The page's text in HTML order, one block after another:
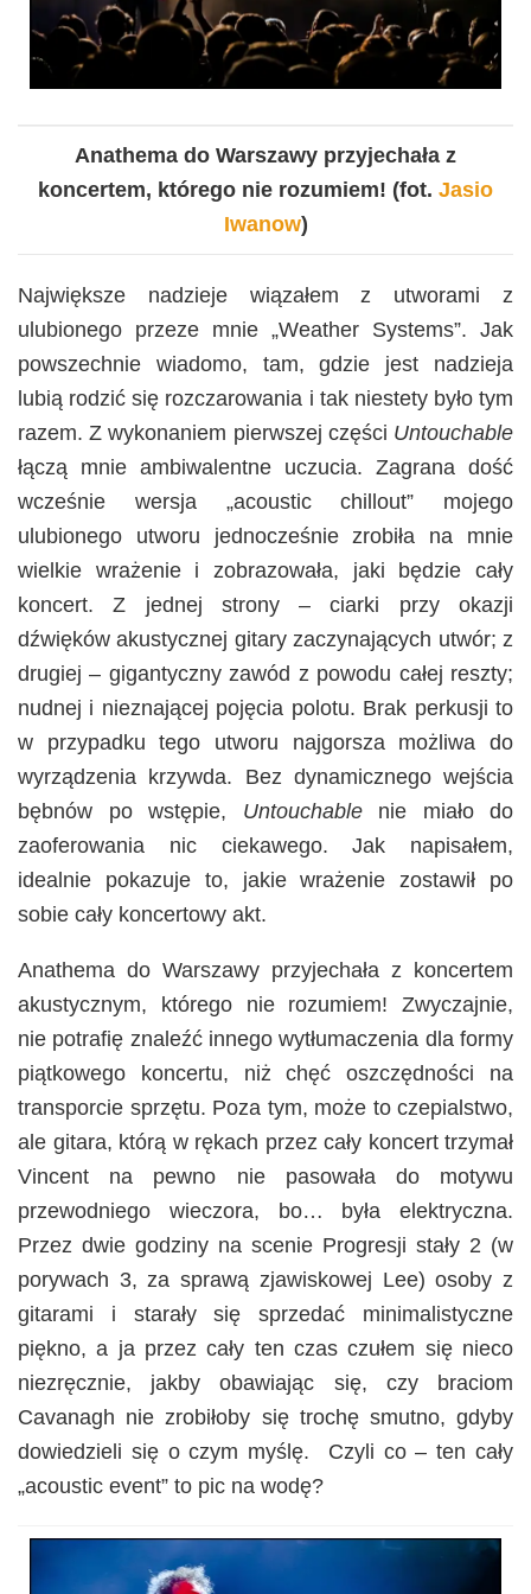
Anathema do Warszawy przyjechała z
koncertem, którego nie rozumiem! (fot. Jasio
Iwanow)
Największe nadzieje wiązałem z utworami z
ulubionego przeze mnie „Weather Systems”. Jak
powszechnie wiadomo, tam, gdzie jest nadzieja
lubią rodzić się rozczarowania i tak niestety było tym
razem. Z wykonaniem pierwszej części Untouchable
łączą mnie ambiwalentne uczucia. Zagrana dość
wcześnie wersja „acoustic chillout” mojego
ulubionego utworu jednocześnie zrobiła na mnie
wielkie wrażenie i zobrazowała, jaki będzie cały
koncert. Z jednej strony – ciarki przy okazji
dźwięków akustycznej gitary zaczynających utwór; z
drugiej – gigantyczny zawód z powodu całej reszty;
nudnej i nieznającej pojęcia polotu. Brak perkusji to
w przypadku tego utworu najgorsza możliwa do
wyrządzenia krzywda. Bez dynamicznego wejścia
bębnów po wstępie, Untouchablenie miało do
zaoferowania nic ciekawego. Jak napisałem,
idealnie pokazuje to, jakie wrażenie zostawił po
sobie cały koncertowy akt.
Anathema do Warszawy przyjechała z koncertem
akustycznym, którego nie rozumiem! Zwyczajnie,
nie potrafię znaleźć innego wytłumaczenia dla formy
piątkowego koncertu, niż chęć oszczędności na
transporcie sprzętu. Poza tym, może to czepialstwo,
ale gitara, którą w rękach przez cały koncert trzymał
Vincent na pewno nie pasowała do motywu
przewodniego wieczora, bo… była elektryczna.
Przez dwie godziny na scenie Progresji stały 2 (w
porywach 3, za sprawą zjawiskowej Lee) osoby z
gitarami i starały się sprzedać minimalistyczne
piękno, a ja przez cały ten czas czułem się nieco
niezręcznie, jakby obawiając się, czy braciom
Cavanagh nie zrobiłoby się trochę smutno, gdyby
dowiedzieli się o czym myślę. Czyli co – ten cały
„acoustic event” to pic na wodę?